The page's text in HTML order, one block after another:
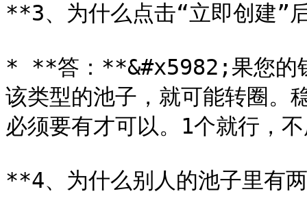
**3、为什么点击“立即创建”
* **答：**&#x5982;果您的钱
该类型的池子，就可能转圈。
必须要有才可以。1个就行，
**4、为什么别人的池子里有